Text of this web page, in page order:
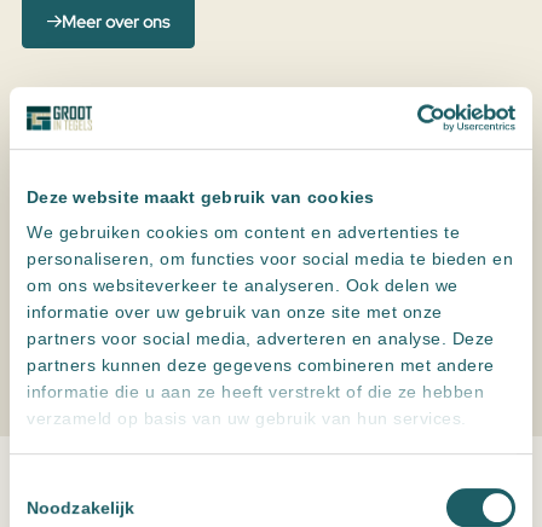
Deze website maakt gebruik van cookies
We gebruiken cookies om content en advertenties te
personaliseren, om functies voor social media te bieden en
om ons websiteverkeer te analyseren. Ook delen we
informatie over uw gebruik van onze site met onze
partners voor social media, adverteren en analyse. Deze
partners kunnen deze gegevens combineren met andere
informatie die u aan ze heeft verstrekt of die ze hebben
verzameld op basis van uw gebruik van hun services.
Noodzakelijk
Meer over ons